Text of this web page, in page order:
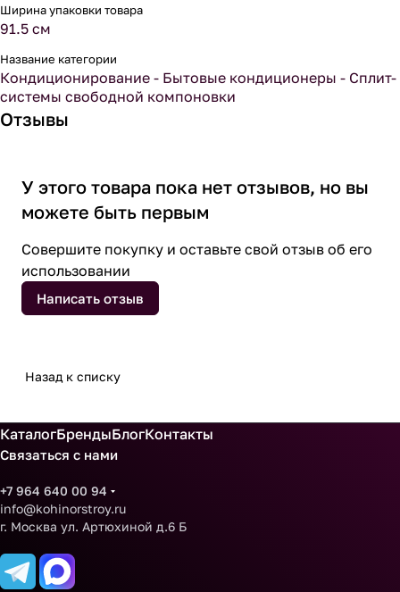
Ширина упаковки товара
91.5 см
Название категории
Кондиционирование - Бытовые кондиционеры - Сплит-
системы свободной компоновки
Отзывы
У этого товара пока нет отзывов, но вы
можете быть первым
Совершите покупку и оставьте свой отзыв об его
использовании
Написать отзыв
Назад к списку
КаталогБрендыБлогКонтакты
Связаться с нами
+7 964 640 00 94
info@kohinorstroy.ru
г. Москва ул. Артюхиной д.6 Б